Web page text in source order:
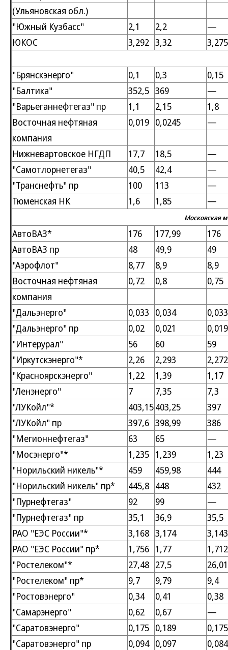
(Ульяновская обл.)
"Южный Кузбасс"
2,1 2,2
—
ЮКОС
3,292 3,32 3,275
"Брянскэнерго" 0,1 0,3
0,15
"Балтика"
352,5 369
—
"Варьеганнефтегаз" пр
1,1 2,15
1,8
Восточная нефтяная
0,019 0,0245
—
компания
Нижневартовское НГДП
17,7 18,5
—
"Самотлорнетегаз"
40,5 42,4
—
"Транснефть" пр
100 113
—
Тюменская НК
1,6 1,85 —
Московская
АвтоВАЗ* 176 177,99
176
АвтоВАЗ пр
48 49,9
49
"Аэрофлот"
8,77 8,9
8,9
Восточная нефтяная
0,72 0,8
0,75
компания
"Дальэнерго"
0,033 0,034
0,033
"Дальэнерго" пр
0,02 0,021
0,019
"Интерурал"
56 60
59
"Иркутскэнерго"*
2,26 2,293
2,272
"Красноярскэнерго"
1,22 1,39
1,17
"Ленэнерго"
7 7,35
7,3
"ЛУКойл"*
403,15403,25
397
"ЛУКойл" пр
397,6 398,99
386
"Мегионнефтегаз"
63 65
—
"Мосэнерго"*
1,235 1,239
1,23
"Норильский никель"*
459 459,98
444
"Норильский никель" пр*
445,8 448
432
"Пурнефтегаз"
92 99
—
"Пурнефтегаз" пр
35,1 36,9
35,5
РАО "ЕЭС России"*
3,168 3,174
3,143
РАО "ЕЭС России" пр*
1,756 1,77
1,712
"Ростелеком"*
27,48 27,5
26,01
"Ростелеком" пр*
9,7 9,79
9,4
"Ростовэнерго"
0,34 0,41
0,38
"Самарэнерго"
0,62 0,67
—
"Саратовэнерго"
0,175 0,189
0,175
"Саратовэнерго" пр
0,094 0,097
0,084